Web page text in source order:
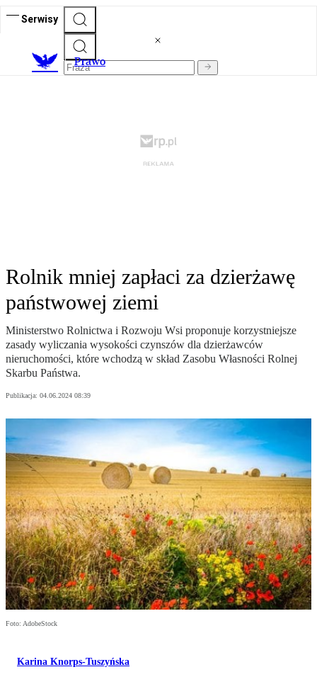
Serwisy
Prawo
Rolnik mniej zapłaci za dzierżawę
państwowej ziemi
Ministerstwo Rolnictwa i Rozwoju Wsi proponuje korzystniejsze
zasady wyliczania wysokości czynszów dla dzierżawców
nieruchomości, które wchodzą w skład Zasobu Własności Rolnej
Skarbu Państwa.
Publikacja: 04.06.2024 08:39
Foto: AdobeStock
Karina Knorps-Tuszyńska